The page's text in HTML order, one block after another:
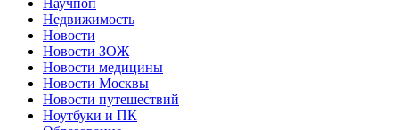
Недвижимость
Новости
Новости ЗОЖ
Новости медицины
Новости Москвы
Новости путешествий
Ноутбуки и ПК